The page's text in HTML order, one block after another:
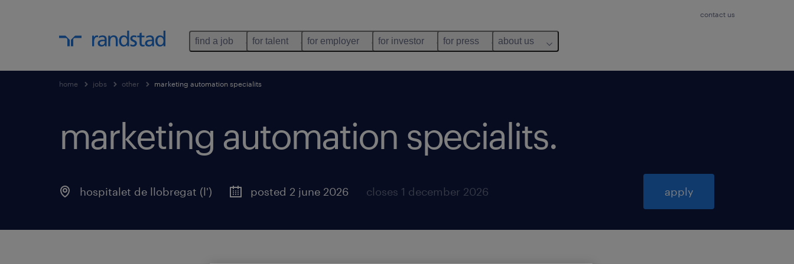
contact us
find a job for talent for employer for investor for press about us
home jobs other marketing automation specialits
marketing automation specialits.
hospitalet de llobregat (l') posted 2 june 2026 closes 1 december 2026 apply